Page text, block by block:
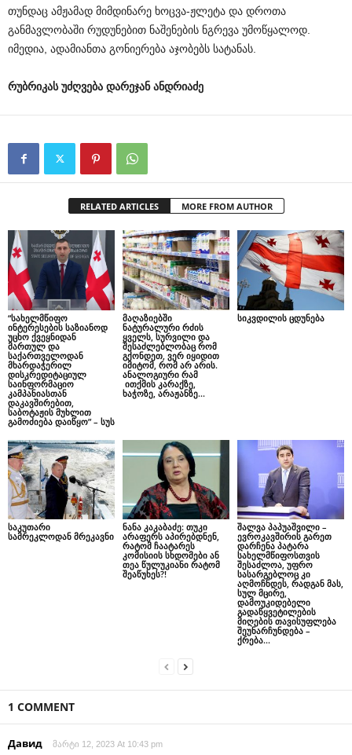
თუნდაც ამჟამად მიმდინარე ხოცვა-ჟლეტა და დროთა
განმავლობაში რუდუნებით ნაშენების ნგრევა უმოწყალოდ.
იმედია, ადამიანთა გონიერება აჯობებს სატანას.
რუბრიკას უძღვება დარეჯან ანდრიაძე
RELATED ARTICLES MORE FROM AUTHOR
“სახელმწიფო
ინტერესების საზიანოდ
უცხო ქვეყნიდან
მართულ და
საქართველოდან
მხარდაჭერილ
დისკრედიტაციულ
საინფორმაციო
კამპანიასთან
დაკავშირებით,
საბოტაჟის მუხლით
გამოძიება დაიწყო” – სუს
მაღაზიებში
ნატურალური რძის
ყველს, სურვილი და
შესაძლებლობაც რომ
გქონდეთ, ვერ იყიდით
იმიტომ, რომ არ არის.
ანალოგიური რამ
ითქმის კარაქზე,
ხაჭოზე, არაჟანზე…
სიკვდილის ცდუნება
საკუთარი
სამრეკლოდან მრეკავნი
ნანა კაკაბაძე: თუკი
არაფერს აპირებდნენ,
რატომ ჩაატარეს
კომისიის სხდომები ან
თეა წულუკიანი რატომ
შეაწუხეს?!
შალვა პაპუაშვილი –
ევროკავშირის გარეთ
დარჩენა პატარა
სახელმწიფოსთვის
შესაძლოა, უფრო
სასარგებლოც კი
აღმოჩნდეს, რადგან მას,
სულ მცირე,
დამოუკიდებელი
გადაწყვეტილების
მიღების თავისუფლება
შეუნარჩუნდება –
ქრება...
1 COMMENT
Давид მარტი 12, 2023 At 10:43 pm